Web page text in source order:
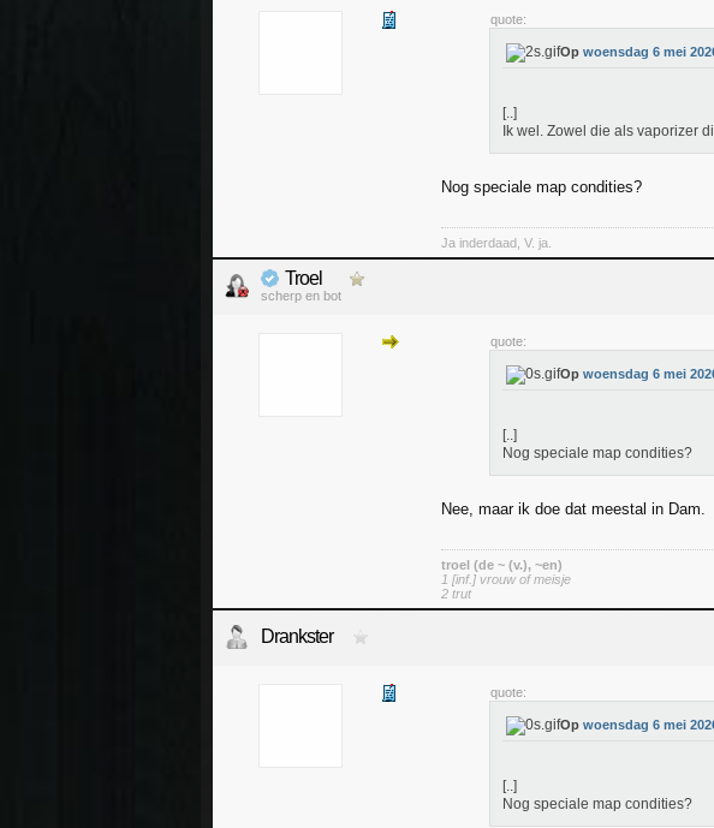
quote:
Op woensdag 6 mei
[..]
Ik wel. Zowel die als vaporizer
Nog speciale map condities?
Ja inderdaad, V. ja.
Troel
scherp en bot
quote:
Op woensdag 6 mei
[..]
Nog speciale map condities?
Nee, maar ik doe dat meestal in Dam.
troel (de ~ (v.), ~en)
1 [inf.] vrouw of meisje
2 trut
Drankster
quote:
Op woensdag 6 mei
[..]
Nog speciale map condities?